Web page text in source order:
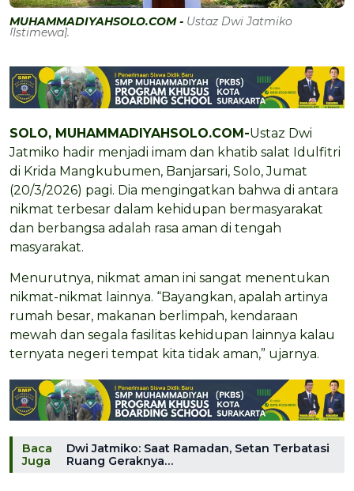
MUHAMMADIYAHSOLO.COM - Ustaz Dwi Jatmiko
[Istimewa].
SOLO, MUHAMMADIYAHSOLO.COM-Ustaz Dwi
Jatmiko hadir menjadi imam dan khatib salat Idulfitri
di Krida Mangkubumen, Banjarsari, Solo, Jumat
(20/3/2026) pagi. Dia mengingatkan bahwa di antara
nikmat terbesar dalam kehidupan bermasyarakat
dan berbangsa adalah rasa aman di tengah
masyarakat.
Menurutnya, nikmat aman ini sangat menentukan
nikmat-nikmat lainnya. “Bayangkan, apalah artinya
rumah besar, makanan berlimpah, kendaraan
mewah dan segala fasilitas kehidupan lainnya kalau
ternyata negeri tempat kita tidak aman,” ujarnya.
Baca
Juga
Dwi Jatmiko: Saat Ramadan, Setan Terbatasi
Ruang Geraknya…